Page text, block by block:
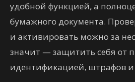
удобной функцией, а
бумажного документа.
и активировать можно за
значит — защитить себя от
идентификацией, штрафов